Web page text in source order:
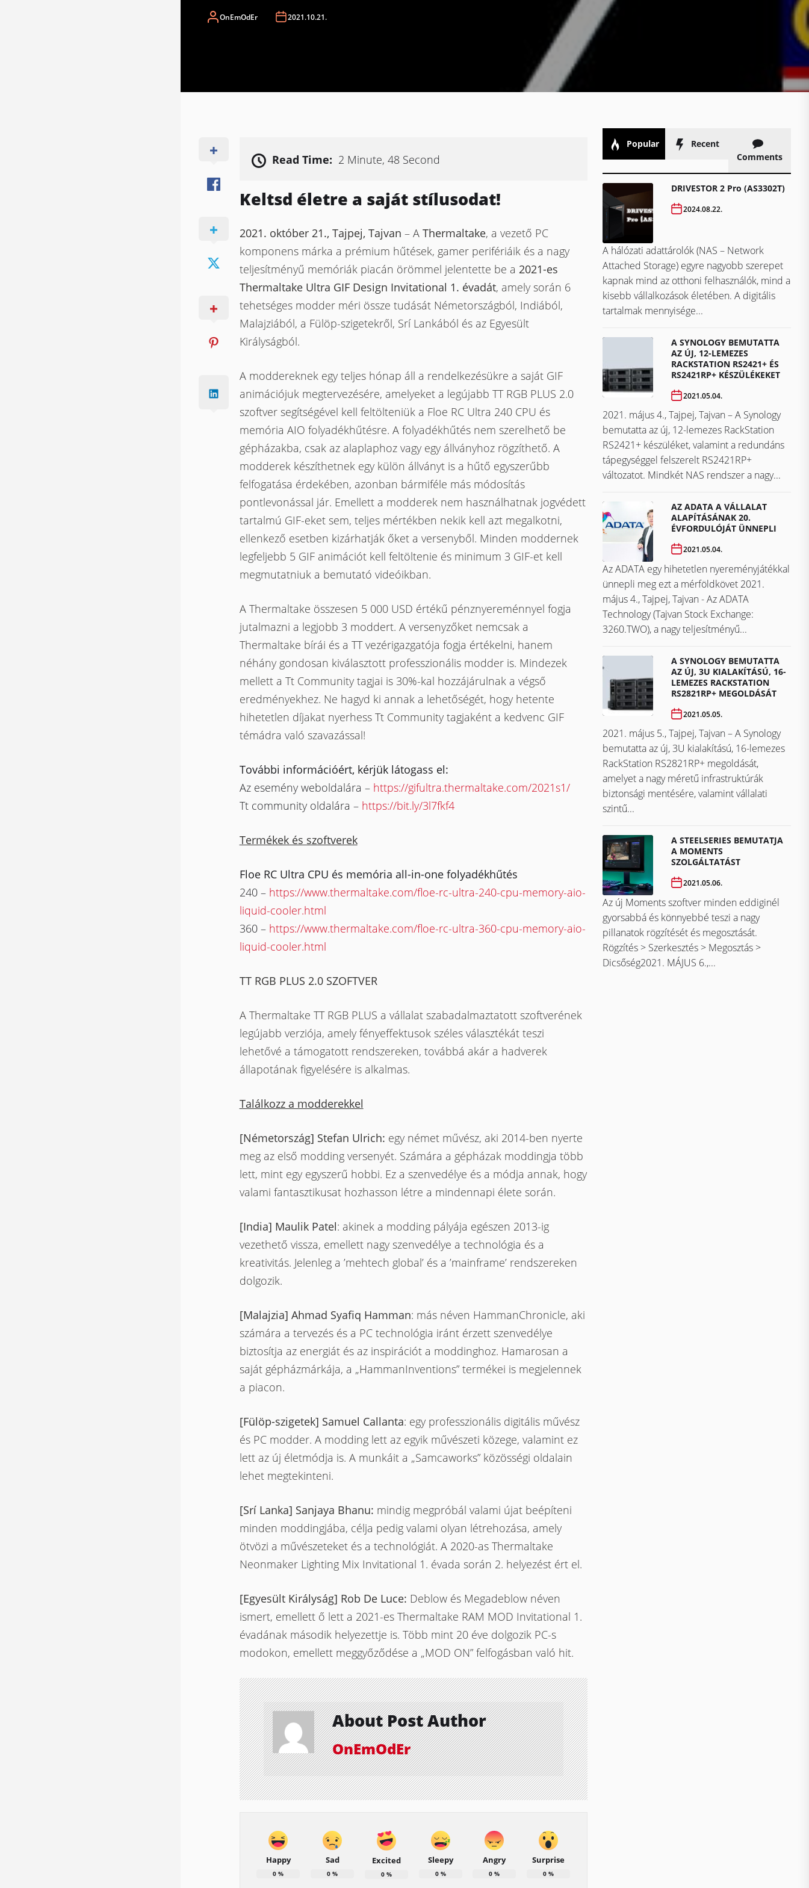
OnEmOdEr 2021.10.21.
Read Time: 2 Minute, 48 Second
Keltsd életre a saját stílusodat!
2021. október 21., Tajpej, Tajvan – A Thermaltake, a vezető PC
komponens márka a prémium hűtések, gamer perifériáik és a nagy
teljesítményű memóriák piacán örömmel jelentette be a 2021-es
Thermaltake Ultra GIF Design Invitational 1. évadát, amely során 6
tehetséges modder méri össze tudását Németországból, Indiából,
Malajziából, a Fülöp-szigetekről, Srí Lankából és az Egyesült
Királyságból.
A moddereknek egy teljes hónap áll a rendelkezésükre a saját GIF
animációjuk megtervezésére, amelyeket a legújabb TT RGB PLUS 2.0
szoftver segítségével kell feltölteniük a Floe RC Ultra 240 CPU és
memória AIO folyadékhűtésre. A folyadékhűtés nem szerelhető be
gépházakba, csak az alaplaphoz vagy egy állványhoz rögzíthető. A
modderek készíthetnek egy külön állványt is a hűtő egyszerűbb
felfogatása érdekében, azonban bármiféle más módosítás
pontlevonással jár. Emellett a modderek nem használhatnak jogvédett
tartalmú GIF-eket sem, teljes mértékben nekik kell azt megalkotni,
ellenkező esetben kizárhatják őket a versenyből. Minden moddernek
legfeljebb 5 GIF animációt kell feltöltenie és minimum 3 GIF-et kell
megmutatniuk a bemutató videóikban.
A Thermaltake összesen 5 000 USD értékű pénznyereménnyel fogja
jutalmazni a legjobb 3 moddert. A versenyzőket nemcsak a
Thermaltake bírái és a TT vezérigazgatója fogja értékelni, hanem
néhány gondosan kiválasztott professzionális modder is. Mindezek
mellett a Tt Community tagjai is 30%-kal hozzájárulnak a végső
eredményekhez. Ne hagyd ki annak a lehetőségét, hogy hetente
hihetetlen díjakat nyerhess Tt Community tagjaként a kedvenc GIF
témádra való szavazással!
További információért, kérjük látogass el:
Az esemény weboldalára – https://gifultra.thermaltake.com/2021s1/
Tt community oldalára – https://bit.ly/3l7fkf4
Termékek és szoftverek
Floe RC Ultra CPU és memória all-in-one folyadékhűtés
240 – https://www.thermaltake.com/floe-rc-ultra-240-cpu-memory-aio-
liquid-cooler.html
360 – https://www.thermaltake.com/floe-rc-ultra-360-cpu-memory-aio-
liquid-cooler.html
TT RGB PLUS 2.0 SZOFTVER
A Thermaltake TT RGB PLUS a vállalat szabadalmaztatott szoftverének
legújabb verziója, amely fényeffektusok széles választékát teszi
lehetővé a támogatott rendszereken, továbbá akár a hadverek
állapotának figyelésére is alkalmas.
Találkozz a modderekkel
[Németország] Stefan Ulrich: egy német művész, aki 2014-ben nyerte
meg az első modding versenyét. Számára a gépházak moddingja több
lett, mint egy egyszerű hobbi. Ez a szenvedélye és a módja annak, hogy
valami fantasztikusat hozhasson létre a mindennapi élete során.
[India] Maulik Patel: akinek a modding pályája egészen 2013-ig
vezethető vissza, emellett nagy szenvedélye a technológia és a
kreativitás. Jelenleg a ’mehtech global’ és a ’mainframe’ rendszereken
dolgozik.
[Malajzia] Ahmad Syafiq Hamman: más néven HammanChronicle, aki
számára a tervezés és a PC technológia iránt érzett szenvedélye
biztosítja az energiát és az inspirációt a moddinghoz. Hamarosan a
saját gépházmárkája, a „HammanInventions” termékei is megjelennek
a piacon.
[Fülöp-szigetek] Samuel Callanta: egy professzionális digitális művész
és PC modder. A modding lett az egyik művészeti közege, valamint ez
lett az új életmódja is. A munkáit a „Samcaworks” közösségi oldalain
lehet megtekinteni.
[Srí Lanka] Sanjaya Bhanu: mindig megpróbál valami újat beépíteni
minden moddingjába, célja pedig valami olyan létrehozása, amely
ötvözi a művészeteket és a technológiát. A 2020-as Thermaltake
Neonmaker Lighting Mix Invitational 1. évada során 2. helyezést ért el.
[Egyesült Királyság] Rob De Luce: Deblow és Megadeblow néven
ismert, emellett ő lett a 2021-es Thermaltake RAM MOD Invitational 1.
évadának második helyezettje is. Több mint 20 éve dolgozik PC-s
modokon, emellett meggyőződése a „MOD ON” felfogásban való hit.
About Post Author
OnEmOdEr
Happy
0 %
Sad
0 %
Excited
0%
Sleepy
0%
Angry
0 %
Surprise
0 %
Popular
Recent
Comments
DRIVESTOR 2 Pro (AS3302T)
2024.08.22.
A hálózati adattárolók (NAS – Network
Attached Storage) egyre nagyobb szerepet
kapnak mind az otthoni felhasználók, mind a
kisebb vállalkozások életében. A digitális
tartalmak mennyisége...
A SYNOLOGY BEMUTATTA
AZ ÚJ, 12-LEMEZES
RACKSTATION RS2421+ ÉS
RS2421RP+ KÉSZÜLÉKEKET
2021.05.04.
2021. május 4., Tajpej, Tajvan – A Synology
bemutatta az új, 12-lemezes RackStation
RS2421+ készüléket, valamint a redundáns
tápegységgel felszerelt RS2421RP+
változatot. Mindkét NAS rendszer a nagy...
AZ ADATA A VÁLLALAT
ALAPÍTÁSÁNAK 20.
ÉVFORDULÓJÁT ÜNNEPLI
2021.05.04.
Az ADATA egy hihetetlen nyereményjátékkal
ünnepli meg ezt a mérföldkövet ​​​​​​​2021.
május 4., Tajpej, Tajvan - Az ADATA
Technology (Tajvan Stock Exchange:
3260.TWO), a nagy teljesítményű...
A SYNOLOGY BEMUTATTA
AZ ÚJ, 3U KIALAKÍTÁSÚ, 16-
LEMEZES RACKSTATION
RS2821RP+ MEGOLDÁSÁT
2021.05.05.
2021. május 5., Tajpej, Tajvan – A Synology
bemutatta az új, 3U kialakítású, 16-lemezes
RackStation RS2821RP+ megoldását,
amelyet a nagy méretű infrastruktúrák
biztonsági mentésére, valamint vállalati
szintű...
A STEELSERIES BEMUTATJA
A MOMENTS
SZOLGÁLTATÁST
2021.05.06.
Az új Moments szoftver minden eddiginél
gyorsabbá és könnyebbé teszi a nagy
pillanatok rögzítését és megosztását.
Rögzítés > Szerkesztés > Megosztás >
Dicsőség2021. MÁJUS 6.,...